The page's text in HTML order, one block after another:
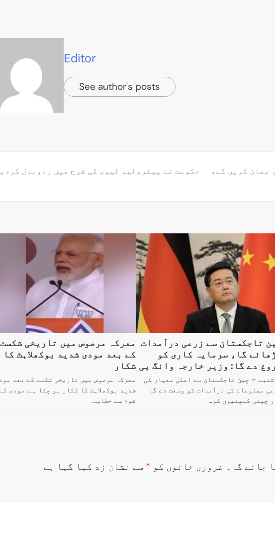
Editor
See author's posts
عمان کریں گے،
حکومت نے پیٹرولیم لیوی کی شرح میں ردوبدل
تاجکستان سے زرعی درآمدات
گا، سرمایہ کاری کو
دے گا: وزیر خارجہ وانگ یی
– چین تاجکستان سے اعلیٰ معیار کی
مصنوعات کی درآمدات کو وسعت دے گا
چینی کمپنیوں کو…
معرکہ مرصوص میں تاریخی شکست
کے بعد مودی شدید بوکھلاہٹ کا
شکار
معرکہ مرصوص میں تاریخی شکست کے بعد
شدید بوکھلاہٹ کا شکار ہو چکا ہے. مودی
قوم سے خطاب…
جائے گا۔ ضروری خانوں کو * سے نشان زد کیا گیا ہے